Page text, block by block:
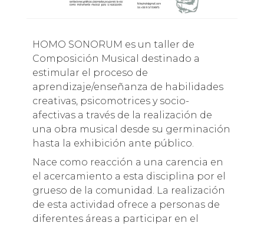
HOMO SONORUM es un taller de
Composición Musical destinado a
estimular el proceso de
aprendizaje/enseñanza de habilidades
creativas, psicomotrices y socio-
afectivas a través de la realización de
una obra musical desde su germinación
hasta la exhibición ante público.
Nace como reacción a una carencia en
el acercamiento a esta disciplina por el
grueso de la comunidad. La realización
de esta actividad ofrece a personas de
diferentes áreas a participar en el